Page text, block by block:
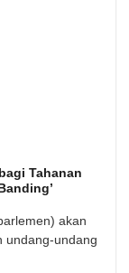
Tahanan
akan
undang-undang